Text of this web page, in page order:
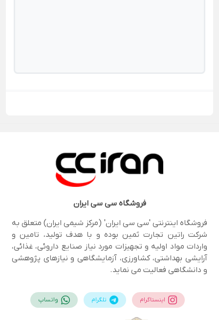
فروشگاهسی سی ایران
فروشگاه اینترنتی 'سی سی ایران' (مرکز شیمی ایران) متعلق به
شرکت راتین تجارت ثمین بوده و با هدف تولید، تامین و
واردات مواد اولیه و تجهیزات مورد نیاز صنایع داروئی، غذائی،
آرایشی بهداشتی، کشاورزی، آزمایشگاهی و نیازهای پژوهشی
و دانشگاهی فعالیت می نماید.
اینستاگرام تلگرام واتساپ